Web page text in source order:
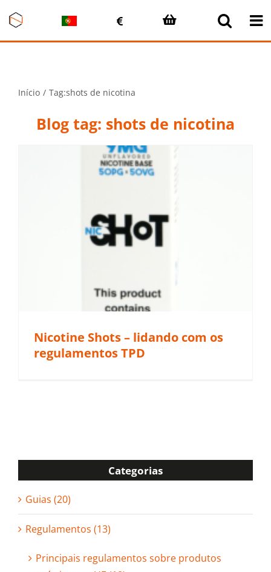
content
Início Tag:shots de nicotina
Blog tag: shots de nicotina
Nicotine Shots – lidando com os
regulamentos TPD
Categorias
Guias (20)
Regulamentos (13)
Principais regulamentos sobre produtos